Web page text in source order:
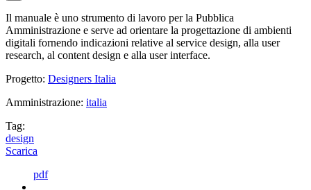
Il manuale è uno strumento di lavoro per la Pubblica
Amministrazione e serve ad orientare la progettazione di ambienti
digitali fornendo indicazioni relative al service design, alla user
research, al content design e alla user interface.
Progetto: Designers Italia
Amministrazione: italia
Tag:
design
Scarica
pdf